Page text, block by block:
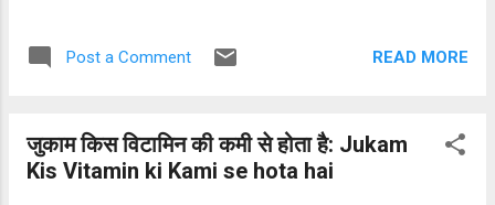
जिसे नेशनल बुक ट्रस्ट द्वारा प्रकाशित किया गया है।
विशेष समारोह में प्रदान किया जाएगा। डॉ. चोपड़ा के नाम
अब तक 17 प्रकाशित पुस्तकें दर्ज हैं। इसके साथ ही,
Post a Comment READ MORE
जुकाम किस विटामिन की कमी से होता है: Jukam
Kis Vitamin ki Kami se hota hai